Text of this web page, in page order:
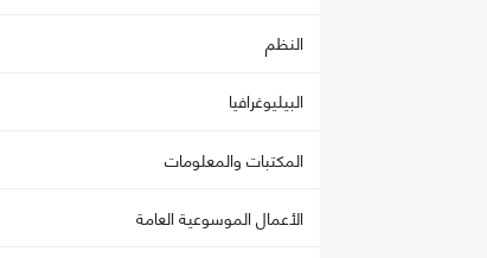
النظم
البيليوغرافيا
المكتبات والمعلومات
الأعمال الموسوعية العامة